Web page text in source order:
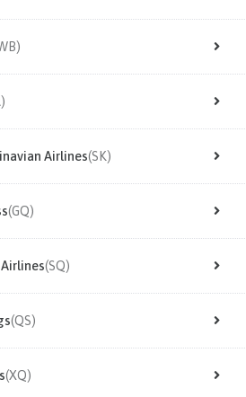
Airlines(SK)
(GQ)
(SQ)
(QS)
(XQ)